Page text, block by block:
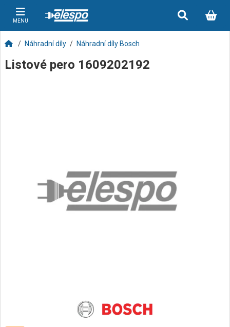
MENU
Náhradní díly Náhradní díly Bosch
Listové pero 1609202192